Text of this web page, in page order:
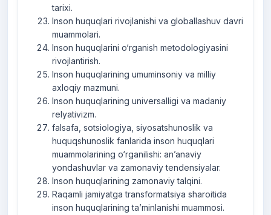
tarixi.
Inson huquqlari rivojlanishi va globallashuv davri
muammolari.
Inson huquqlarini o‘rganish metodologiyasini
rivojlantirish.
Inson huquqlarining umuminsoniy va milliy
axloqiy mazmuni.
Inson huquqlarining universalligi va madaniy
relyativizm.
falsafa, sotsiologiya, siyosatshunoslik va
huquqshunoslik fanlarida inson huquqlari
muammolarining o‘rganilishi: an’anaviy
yondashuvlar va zamonaviy tendensiyalar.
Inson huquqlarining zamonaviy talqini.
Raqamli jamiyatga transformatsiya sharoitida
inson huquqlarining ta’minlanishi muammosi.